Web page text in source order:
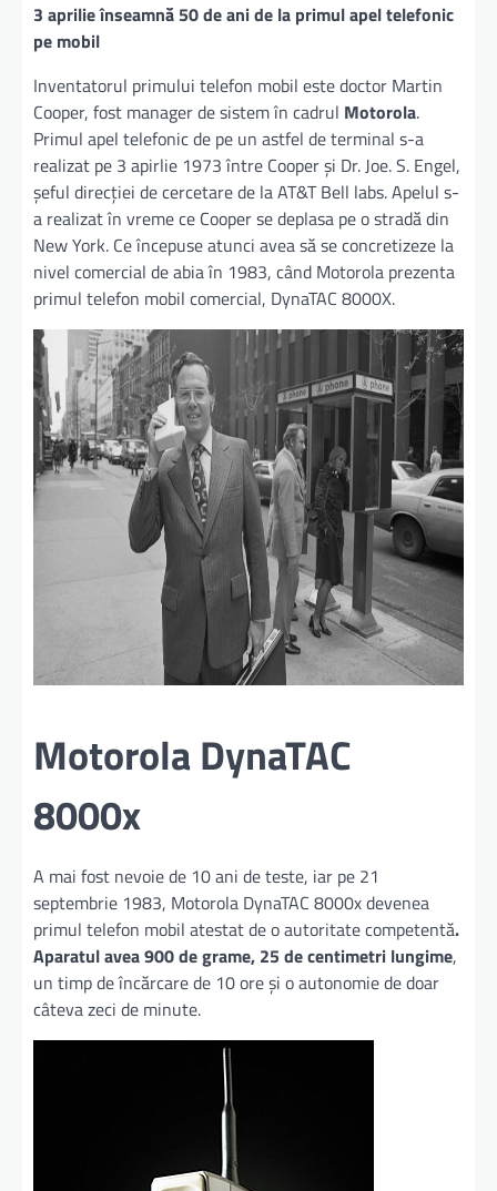
3 aprilie înseamnă 50 de ani de la primul apel telefonic
pe mobil
Inventatorul primului telefon mobil este doctor Martin
Cooper, fost manager de sistem în cadrul Motorola.
Primul apel telefonic de pe un astfel de terminal s-a
realizat pe 3 apirlie 1973 între Cooper şi Dr. Joe. S. Engel,
şeful direcţiei de cercetare de la AT&T Bell labs. Apelul s-
a realizat în vreme ce Cooper se deplasa pe o stradă din
New York. Ce începuse atunci avea să se concretizeze la
nivel comercial de abia în 1983, când Motorola prezenta
primul telefon mobil comercial, DynaTAC 8000X.
Motorola DynaTAC
8000x
A mai fost nevoie de 10 ani de teste, iar pe 21
septembrie 1983, Motorola DynaTAC 8000x devenea
primul telefon mobil atestat de o autoritate competentă.
Aparatul avea 900 de grame, 25 de centimetri lungime,
un timp de încărcare de 10 ore şi o autonomie de doar
câteva zeci de minute.